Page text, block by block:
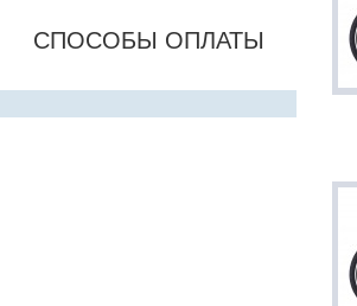
СПОСОБЫ ОПЛАТЫ